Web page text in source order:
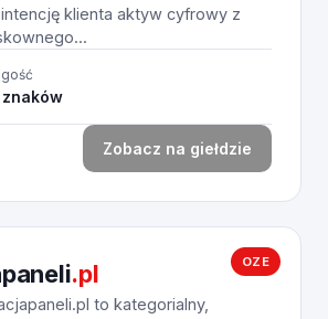
klienta aktyw cyfrowy z
znaków
Zobacz na giełdzie
OZE
.pl
to kategorialny,